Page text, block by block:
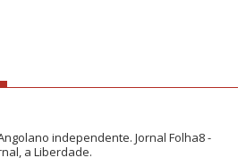
independente.Jornal Folha8 -
a Liberdade.